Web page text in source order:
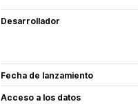
Desarrollador
Fecha de lanzamiento
Acceso a los datos